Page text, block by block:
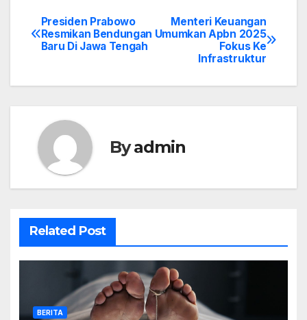
Post
navigation
Menteri Keuangan
Umumkan Apbn 2025
Fokus Ke
Infrastruktur
Presiden Prabowo
Resmikan Bendungan
Baru Di Jawa Tengah
Byadmin
Related Post
BERITA